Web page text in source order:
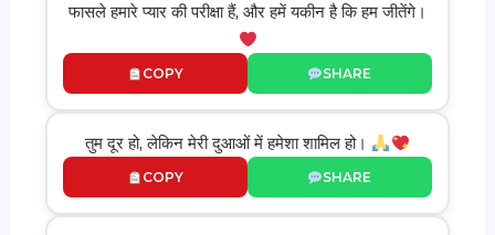
फासले हमारे प्यार की परीक्षा हैं, और हमें यकीन है कि हम जीतेंगे।
COPY SHARE
तुम दूर हो, लेकिन मेरी दुआओं में हमेशा शामिल हो।
COPY SHARE